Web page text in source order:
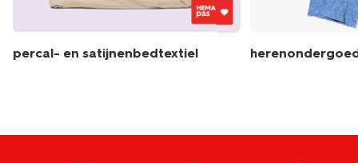
percal- en satijnenbedtextiel